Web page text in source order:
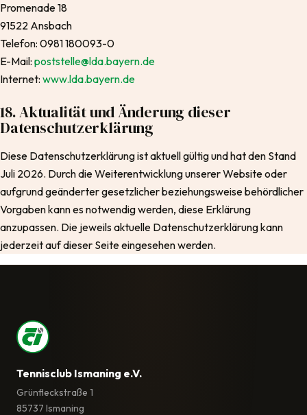
Promenade 18
91522 Ansbach
Telefon: 0981 180093-0
E-Mail: poststelle@lda.bayern.de
Internet: www.lda.bayern.de
18. Aktualität und Änderung dieser
Datenschutzerklärung
Diese Datenschutzerklärung ist aktuell gültig und hat den Stand
Juli 2026. Durch die Weiterentwicklung unserer Website oder
aufgrund geänderter gesetzlicher beziehungsweise behördlicher
Vorgaben kann es notwendig werden, diese Erklärung
anzupassen. Die jeweils aktuelle Datenschutzerklärung kann
jederzeit auf dieser Seite eingesehen werden.
Tennisclub Ismaning e.V.
Grünfleckstraße 1
85737 Ismaning